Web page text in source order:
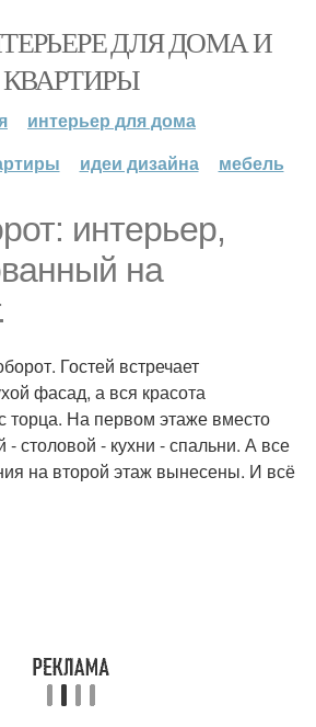
ДЛЯ ДОМА И
КВАРТИРЫ
интерьер для дома
идеи дизайна мебель
интерьер,
на
Гостей встречает
фасад, а вся красота
торца. На первом этаже вместо
- столовой - кухни - спальни. А все
на второй этаж вынесены. И всё